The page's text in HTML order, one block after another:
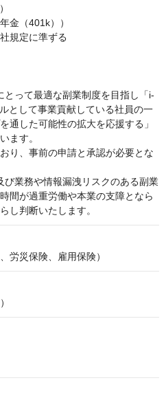
金（401k））
規定に準ずる
って最適な副業制度を目指し「i-
として事業貢献している社員の一
通した可能性の拡大を応援する」
ます。
り、事前の申請と承認が必要とな
業務や情報漏洩リスクのある副業
間が過重労働や本業の支障となら
し判断いたします。
労災保険、雇⽤保険）